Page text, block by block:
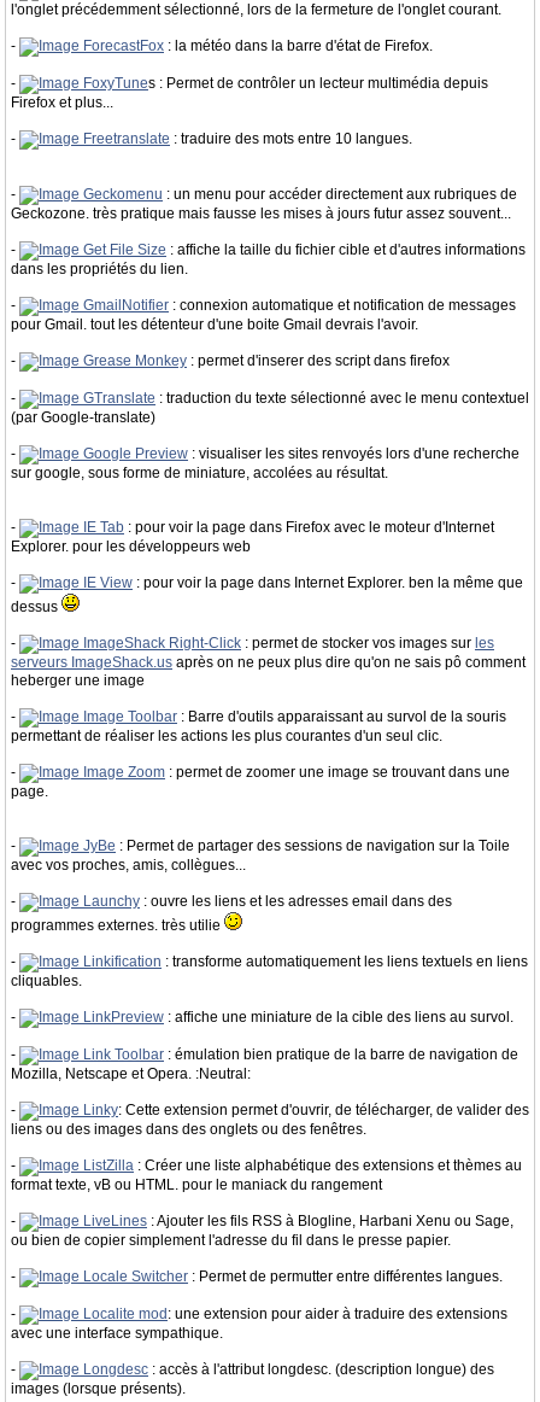
l'onglet précédemment sélectionné, lors de la fermeture de l'onglet courant.
- ForecastFox : la météo dans la barre d'état de Firefox.
- FoxyTunes : Permet de contrôler un lecteur multimédia depuis
Firefox et plus...
- Freetranslate : traduire des mots entre 10 langues.
- Geckomenu : un menu pour accéder directement aux rubriques de
Geckozone. très pratique mais fausse les mises à jours futur assez souvent...
- Get File Size : affiche la taille du fichier cible et d'autres informations
dans les propriétés du lien.
- GmailNotifier : connexion automatique et notification de messages
pour Gmail. tout les détenteur d'une boite Gmail devrais l'avoir.
- Grease Monkey : permet d'inserer des script dans firefox
- GTranslate : traduction du texte sélectionné avec le menu contextuel
(par Google-translate)
- Google Preview : visualiser les sites renvoyés lors d'une recherche
sur google, sous forme de miniature, accolées au résultat.
- IE Tab : pour voir la page dans Firefox avec le moteur d'Internet
Explorer. pour les développeurs web
- IE View : pour voir la page dans Internet Explorer. ben la même que
dessus
- ImageShack Right-Click : permet de stocker vos images sur les
serveurs ImageShack.us après on ne peux plus dire qu'on ne sais pô comment
heberger une image
- Image Toolbar : Barre d'outils apparaissant au survol de la souris
permettant de réaliser les actions les plus courantes d'un seul clic.
- Image Zoom : permet de zoomer une image se trouvant dans une
page.
- JyBe : Permet de partager des sessions de navigation sur la Toile
avec vos proches, amis, collègues...
- Launchy : ouvre les liens et les adresses email dans des
programmes externes. très utilie
- Linkification : transforme automatiquement les liens textuels en liens
cliquables.
- LinkPreview : affiche une miniature de la cible des liens au survol.
- Link Toolbar : émulation bien pratique de la barre de navigation de
Mozilla, Netscape et Opera. :Neutral:
- Linky: Cette extension permet d'ouvrir, de télécharger, de valider des
liens ou des images dans des onglets ou des fenêtres.
- ListZilla : Créer une liste alphabétique des extensions et thèmes au
format texte, vB ou HTML. pour le maniack du rangement
- LiveLines : Ajouter les fils RSS à Blogline, Harbani Xenu ou Sage,
ou bien de copier simplement l'adresse du fil dans le presse papier.
- Locale Switcher : Permet de permutter entre différentes langues.
- Localite mod : une extension pour aider à traduire des extensions
avec une interface sympathique.
- Longdesc : accès à l'attribut longdesc. (description longue) des
images (lorsque présents).